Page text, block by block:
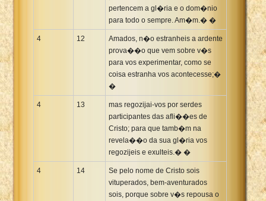
pertencem a gl�ria e o dom�nio
para todo o sempre. Am�m.� �
4 12
Amados, n�o estranheis a ardente
prova��o que vem sobre v�s
para vos experimentar, como se
coisa estranha vos acontecesse;�
�
4 13
mas regozijai-vos por serdes
participantes das afli��es de
Cristo; para que tamb�m na
revela��o da sua gl�ria vos
regozijeis e exulteis.� �
4 14
Se pelo nome de Cristo sois
vituperados, bem-aventurados
sois, porque sobre v�s repousa o